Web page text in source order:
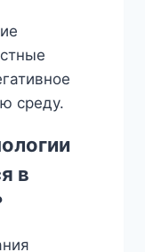
среду.
в